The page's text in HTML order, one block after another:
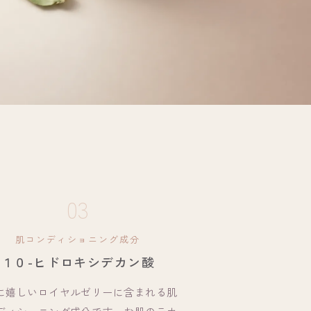
03
肌コンディショニング成分
１０-ヒドロキシデカン酸
嬉しいロイヤルゼリーに含まれる肌